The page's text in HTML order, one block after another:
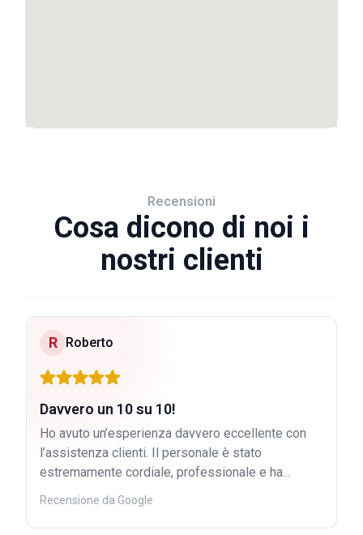
Recensioni
Cosa dicono di noi i
nostri clienti
R Roberto
Davvero un 10 su 10!
Ho avuto un’esperienza davvero eccellente con
l’assistenza clienti. Il personale è stato
estremamente cordiale, professionale e ha...
Recensione da Google